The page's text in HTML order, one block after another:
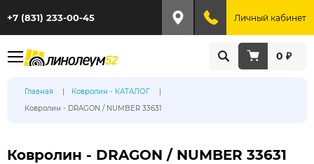
+7 (831) 233-00-45 Личный кабинет
0 ₽
Главная
Ковролин - КАТАЛОГ
Ковролин - DRAGON / NUMBER 33631
Ковролин - DRAGON / NUMBER 33631